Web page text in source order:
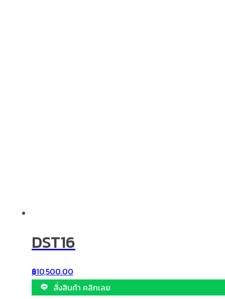
DST16
฿10,500.00
สั่งสินค้า คลิกเลย